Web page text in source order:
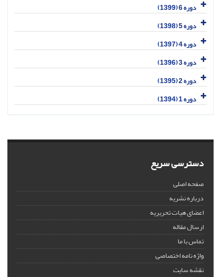
دوره 6 (1399)
دوره 5 (1398)
دوره 4 (1397)
دوره 3 (1396)
دوره 2 (1395)
دوره 1 (1394)
دسترسی سریع
صفحه اصلی
درباره نشریه
اعضای هیات تحریریه
ارسال مقاله
تماس با ما
واژه نامه اختصاصی
نقشه سایت